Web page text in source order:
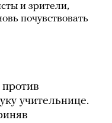
и зрители,
почувствовать
учительнице.